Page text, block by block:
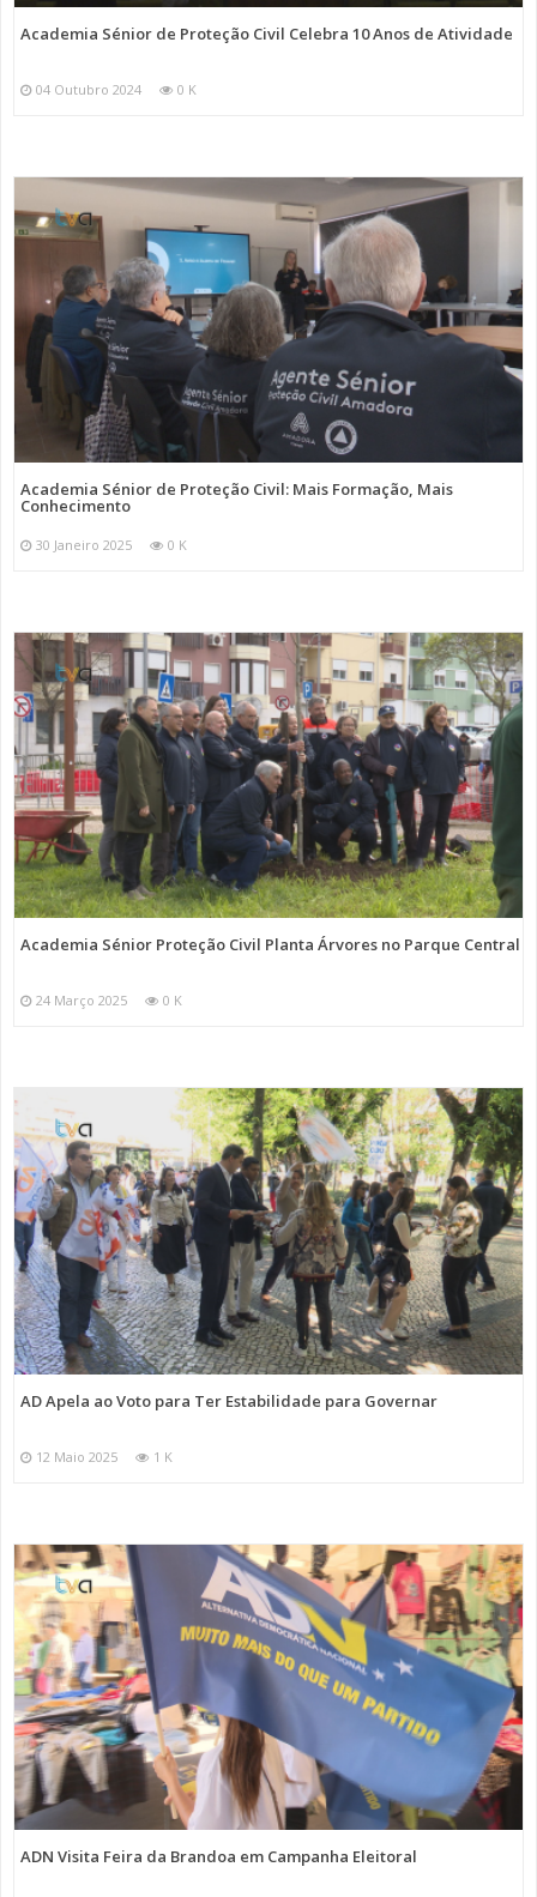
Academia Sénior de Proteção Civil Celebra 10 Anos de Atividade
04 Outubro 2024 0 K
Academia Sénior de Proteção Civil: Mais Formação, Mais
Conhecimento
30 Janeiro 2025 0 K
Academia Sénior Proteção Civil Planta Árvores no Parque Central
24 Março 2025 0 K
AD Apela ao Voto para Ter Estabilidade para Governar
12 Maio 2025 1 K
ADN Visita Feira da Brandoa em Campanha Eleitoral